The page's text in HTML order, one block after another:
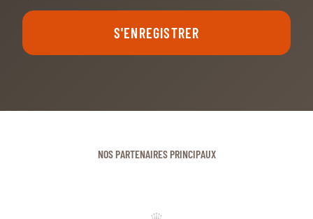
S'ENREGISTRER
NOS PARTENAIRES PRINCIPAUX